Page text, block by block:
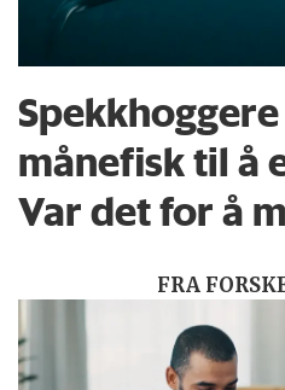
månefisk til å
Var det for å
FRA